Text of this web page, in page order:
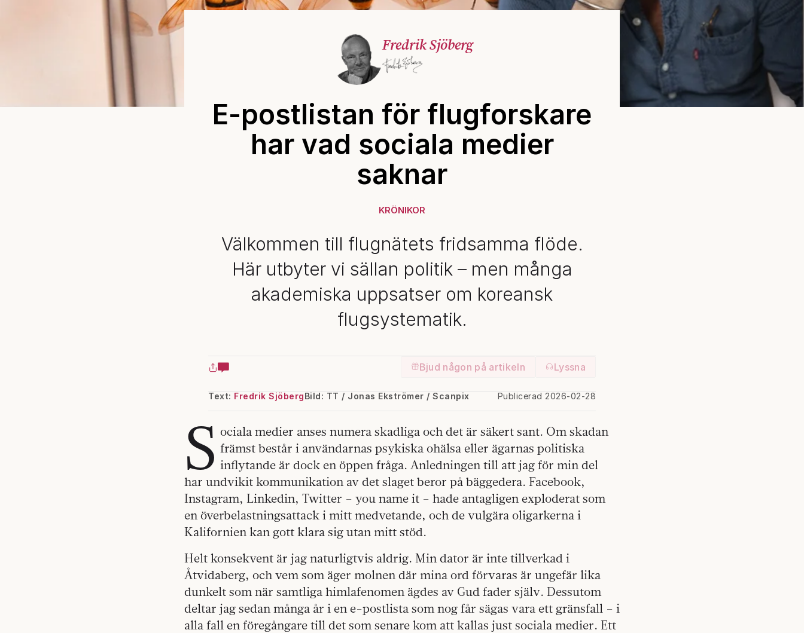
Fredrik Sjöberg
E-postlistan för flugforskare
har vad sociala medier
saknar
KRÖNIKOR
Välkommen till flugnätets fridsamma flöde.
Här utbyter vi sällan politik – men många
akademiska uppsatser om koreansk
flugsystematik.
Bjud någon på artikeln Lyssna
Text: Fredrik Sjöberg Publicerad 2026-02-28
Bild: TT / Jonas Ekströmer / Scanpix
S ociala medier anses numera skadliga och det är säkert sant. Om skadan
främst består i användarnas psykiska ohälsa eller ägarnas politiska
inflytande är dock en öppen fråga. Anledningen till att jag för min del
har undvikit kommunikation av det slaget beror på bäggedera. Facebook,
Instagram, Linkedin, Twitter – you name it – hade antagligen exploderat som
en överbelastningsattack i mitt medvetande, och de vulgära oligarkerna i
Kalifornien kan gott klara sig utan mitt stöd.
Helt konsekvent är jag naturligtvis aldrig. Min dator är inte tillverkad i
Åtvidaberg, och vem som äger molnen där mina ord förvaras är ungefär lika
dunkelt som när samtliga himlafenomen ägdes av Gud fader själv. Dessutom
deltar jag sedan många år i en e-postlista som nog får sägas vara ett gränsfall – i
alla fall en föregångare till det som senare kom att kallas just sociala medier. Ett